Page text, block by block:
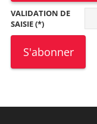
VALIDATION DE
SAISIE (*)